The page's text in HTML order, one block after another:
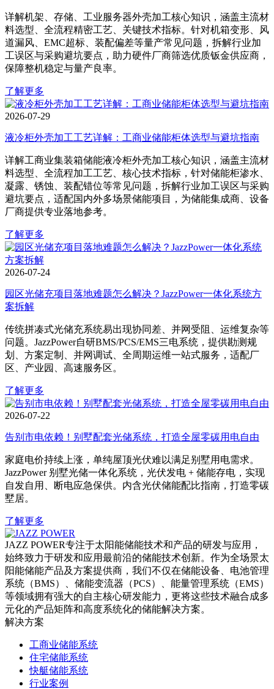
详解机架、存储、工业服务器外壳加工核心知识，涵盖主流材
料选型、全流程精密工艺、关键技术指标。针对机箱变形、风
道漏风、EMC超标、装配偏差等量产常见问题，拆解行业加
工误区与采购避坑要点，助力硬件厂商筛选优质钣金供应商，
保障整机稳定与量产良率。
了解更多
2026-07-29
液冷柜外壳加工工艺详解：工商业储能柜体选型与避坑指南
详解工商业集装箱储能液冷柜外壳加工核心知识，涵盖主流材
料选型、全流程加工工艺、核心技术指标，针对储能柜渗水、
凝露、锈蚀、装配错位等常见问题，拆解行业加工误区与采购
避坑要点，适配国内外多场景储能项目，为储能集成商、设备
厂商提供专业落地参考。
了解更多
2026-07-24
园区光储充项目落地难题怎么解决？JazzPower一体化系统方
案拆解
传统拼凑式光储充系统易出现协同差、并网受阻、运维复杂等
问题。JazzPower自研BMS/PCS/EMS三电系统，提供勘测规
划、方案定制、并网调试、全周期运维一站式服务，适配厂
区、产业园、高速服务区。
了解更多
2026-07-22
告别市电依赖！别墅配套光储系统，打造全屋零碳用电自由
家庭电价持续上涨，单纯屋顶光伏难以满足别墅用电需求。
JazzPower 别墅光储一体化系统，光伏发电 + 储能存电，实现
自发自用、断电应急保供。内含光伏储能配比指南，打造零碳
墅居。
了解更多
JAZZ POWER专注于太阳能储能技术和产品的研发与应用，
始终致力于研发和应用最前沿的储能技术创新。作为全场景太
阳能储能产品及方案提供商，我们不仅在储能设备、电池管理
系统（BMS）、储能变流器（PCS）、能量管理系统（EMS）
等领域拥有强大的自主核心研发能力，更将这些技术融合成多
元化的产品矩阵和高度系统化的储能解决方案。
解决方案
工商业储能系统
住宅储能系统
快艇储能系统
行业案例